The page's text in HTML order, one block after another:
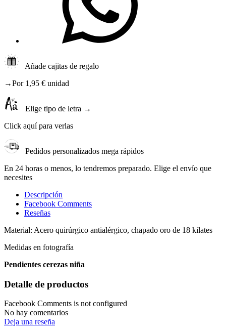
Añade cajitas de regalo
→Por 1,95 € unidad
Elige tipo de letra →
Click aquí para verlas
Pedidos personalizados mega rápidos
En 24 horas o menos, lo tendremos preparado. Elige el envío que
necesites
Descripción
Facebook Comments
Reseñas
Material: Acero quirúrgico antialérgico, chapado oro de 18 kilates
Medidas en fotografía
Pendientes cerezas niña
Detalle de productos
Facebook Comments is not configured
No hay comentarios
Deja una reseña